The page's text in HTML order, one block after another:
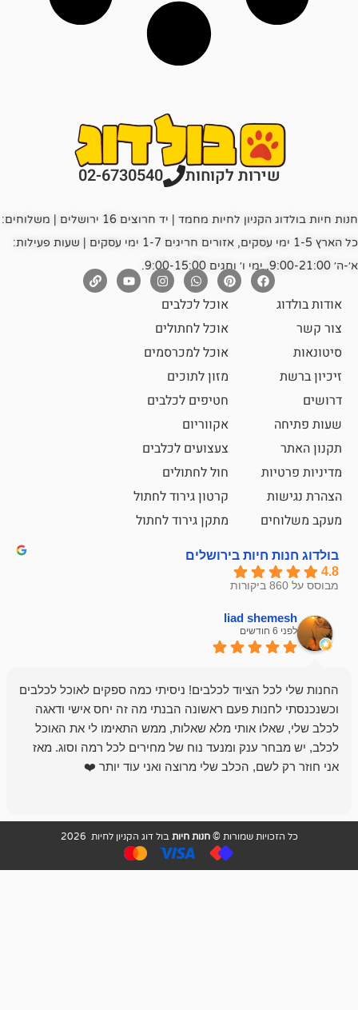
לקוחות 02-6730540
חנות חיות בולדוג הקניון לחיות מחמד | יד חרוצים 16 ירושלים | משלוחים:
כל הארץ 1-5 ימי עסקים, אזורים חריגים 1-7 ימי עסקים | שעות פעילות:
אוכל לכלבים
אוכל לחתולים
אוכל למכרסמים
מזון לתוכים
חטיפים לכלבים
אקווריום
צעצועים לכלבים
חול לחתולים
קרטון גירוד לחתול
מתקן גירוד לחתול
בירושלים
liad
הציוד לכלבים! ניסיתי כמה ספקים לאוכל לכלבים
פעם ראשונה הבנתי מה זה יחס אישי ודאגה
אותי מלא שאלות, ממש התאימו לי את האוכל
ענק ומנעד נוח של מחירים לכל רמה וסוג. מאז
הכלב שלי מרוצה ואני עוד יותר ❤️
חנות
רון הבעלים -
לקנות תמיד
חנות חיותבול דוג הקניון לחיות 2026